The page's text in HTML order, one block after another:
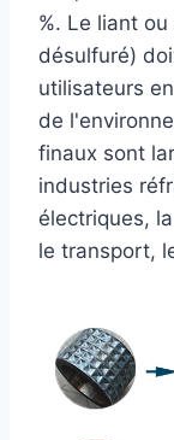
%. Le liant
désulfuré)
utilisateurs
de
finaux sont
industries
électriques,
le transport,